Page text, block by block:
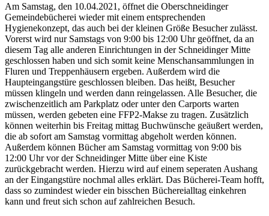
Am Samstag, den 10.04.2021, öffnet die Oberschneidinger
Gemeindebücherei wieder mit einem entsprechenden
Hygienekonzept, das auch bei der kleinen Größe Besucher zulässt.
Vorerst wird nur Samstags von 9:00 bis 12:00 Uhr geöffnet, da an
diesem Tag alle anderen Einrichtungen in der Schneidinger Mitte
geschlossen haben und sich somit keine Menschansammlungen in
Fluren und Treppenhäusern ergeben. Außerdem wird die
Haupteingangstüre geschlossen bleiben. Das heißt, Besucher
müssen klingeln und werden dann reingelassen. Alle Besucher, die
zwischenzeitlich am Parkplatz oder unter den Carports warten
müssen, werden gebeten eine FFP2-Makse zu tragen. Zusätzlich
können weiterhin bis Freitag mittag Buchwünsche geäußert werden,
die ab sofort am Samstag vormittag abgeholt werden können.
Außerdem können Bücher am Samstag vormittag von 9:00 bis
12:00 Uhr vor der Schneidinger Mitte über eine Kiste
zurückgebracht werden. Hierzu wird auf einem seperaten Aushang
an der Eingangstüre nochmal alles erklärt. Das Bücherei-Team hofft,
dass so zumindest wieder ein bisschen Büchereialltag einkehren
kann und freut sich schon auf zahlreichen Besuch.